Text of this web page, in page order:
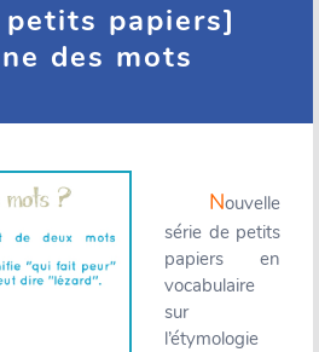
papiers]
des mots
Nouvelle
série de petits
papiers en
vocabulaire
sur
l’étymologie